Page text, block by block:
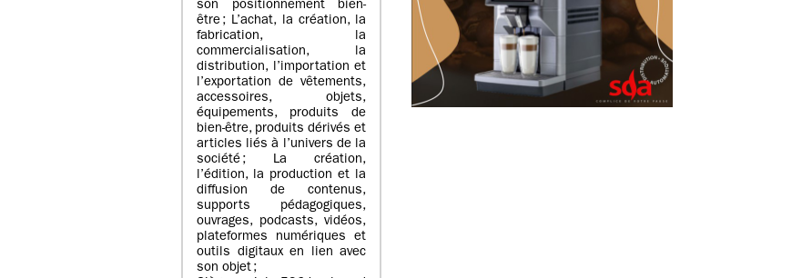
son positionnement bien-
être ; L’achat, la création, la
fabrication, la
commercialisation, la
distribution, l’importation et
l’exportation de vêtements,
accessoires, objets,
équipements, produits de
bien-être, produits dérivés et
articles liés à l’univers de la
société ; La création,
l’édition, la production et la
diffusion de contenus,
supports pédagogiques,
ouvrages, podcasts, vidéos,
plateformes numériques et
outils digitaux en lien avec
son objet ;